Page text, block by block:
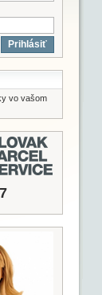
Prihlásiť
vo vašom